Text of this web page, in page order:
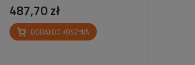
487,70 zł
DODAJ DO KOSZYKA